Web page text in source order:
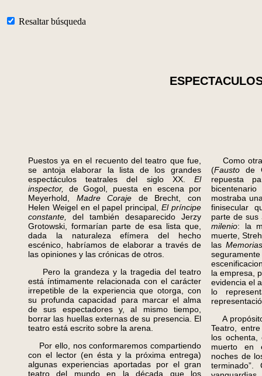
Resaltar búsqueda
Puestos ya en el recuento del teatro que fue,
se antoja elaborar la lista de los grandes
espectáculos teatrales del siglo XX. El
inspector, de Gogol, puesta en escena por
Meyerhold, Madre Coraje de Brecht, con
Helen Weigel en el papel principal,El príncipe
constante, del también desaparecido Jerzy
Grotowski, formarían parte de esa lista que,
dada la naturaleza efímera del hecho
escénico, habríamos de elaborar a través de
las opiniones y las crónicas de otros.
Pero la grandeza y la tragedia del teatro
está íntimamente relacionada con el carácter
irrepetible de la experiencia que otorga, con
su profunda capacidad para marcar el alma
de sus espectadores y, al mismo tiempo,
borrar las huellas externas de su presencia. El
teatro está escrito sobre la arena.
Por ello, nos conformaremos compartiendo
con el lector (en ésta y la próxima entrega)
algunas experiencias aportadas por el gran
teatro del mundo en la década que los
Como
(Faustode
repuesta
mostraba
finisecular
parte de sus
milenio: la
muerte,
las
la empresa,
evidencia el
lo
A
Teatro,
los ochenta,
muerto en
noches de